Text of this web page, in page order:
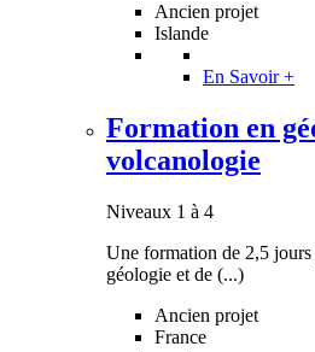
Ancien projet
Islande
En Savoir +
Formation en
volcanologie
Niveaux 1 à 4
Une formation de 2,5 jours
géologie et de (...)
Ancien projet
France